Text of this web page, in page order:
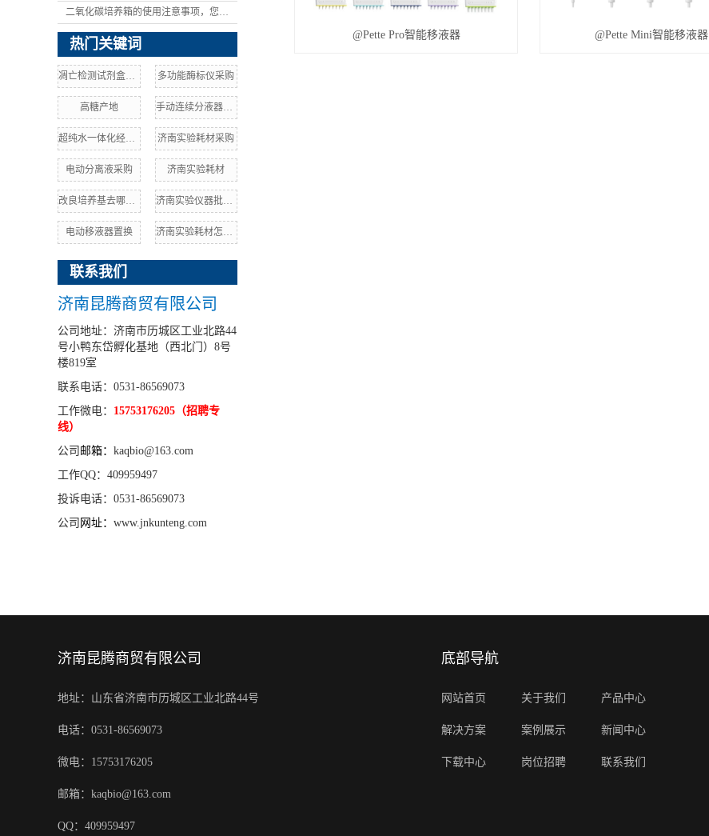
二氧化碳培养箱的使用注意事项，您都知道吗
热门关键词
凋亡检测试剂盒成分 多功能酶标仪采购
高糖产地 手动连续分液器质量
超纯水一体化经销商 济南实验耗材采购
电动分离液采购 济南实验耗材
改良培养基去哪里买 济南实验仪器批发价
电动移液器置换 济南实验耗材怎么找
联系我们
济南昆腾商贸有限公司
公司地址：济南市历城区工业北路44
号小鸭东岱孵化基地（西北门）8号
楼819室
联系电话：0531-86569073
工作微电： 15753176205（招聘专
线）
公司 邮箱： kaqbio@163.com
工作QQ：409959497
投诉电话： 0531-86569073
公司 网址： www.jnkunteng.com
@Pette Pro智能移液器 @Pette Mini智能移液器
济南昆腾商贸有限公司
地址：山东省济南市历城区工业北路44号
电话：0531-86569073
微电：15753176205
邮箱：kaqbio@163.com
QQ：409959497
底部导航
网站首页 关于我们 产品中心
解决方案 案例展示 新闻中心
下载中心 岗位招聘 联系我们